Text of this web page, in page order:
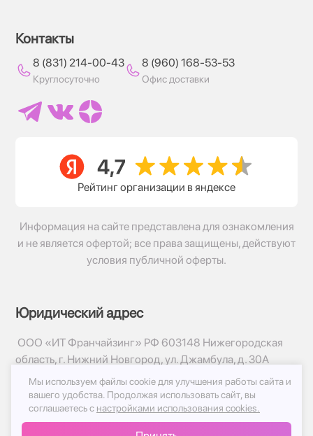
Контакты
8 (831) 214-00-43
Круглосуточно
8 (960) 168-53-53
Офис доставки
Рейтинг организации в яндексе
Информация на сайте представлена для ознакомления
и не является офертой; все права защищены, действуют
условия публичной оферты.
Юридический адрес
ООО «ИТ Франчайзинг» РФ 603148 Нижегородская
область, г. Нижний Новгород, ул. Джамбула, д. 30А
© 2017-2026г, База Цветов 24.ру
Политика конфиденциальности
Публичная оферта
Мы используем файлы cookie для улучшения работы сайта и
вашего удобства. Продолжая использовать сайт, вы
соглашаетесь с настройками использования cookies.